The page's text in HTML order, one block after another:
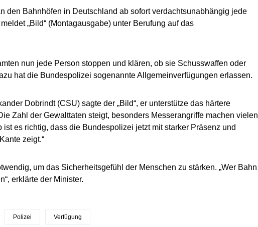
den Bahnhöfen in Deutschland ab sofort verdachtsunabhängig jede
„Bild“ (Montagausgabe) unter Berufung auf das
nun jede Person stoppen und klären, ob sie Schusswaffen oder
hat die Bundespolizei sogenannte Allgemeinverfügungen erlassen.
Dobrindt (CSU) sagte der „Bild“, er unterstütze das härtere
Zahl der Gewalttaten steigt, besonders Messerangriffe machen vielen
ist es richtig, dass die Bundespolizei jetzt mit starker Präsenz und
zeigt.“
um das Sicherheitsgefühl der Menschen zu stärken. „Wer Bahn
erklärte der Minister.
Polizei Verfügung